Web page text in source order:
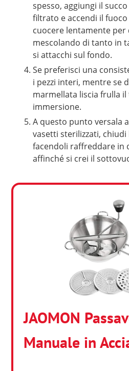
spesso, aggiungi il
filtrato e accendi il
cuocere lentamente per
mescolando di tanto in
si attacchi sul fondo.
Se preferisci una
i pezzi interi, mentre se
marmellata liscia frulla
immersione.
A questo punto versala
vasetti sterilizzati, chiudi
facendoli raffreddare in
affinché si crei il
JAOMON
Manuale in